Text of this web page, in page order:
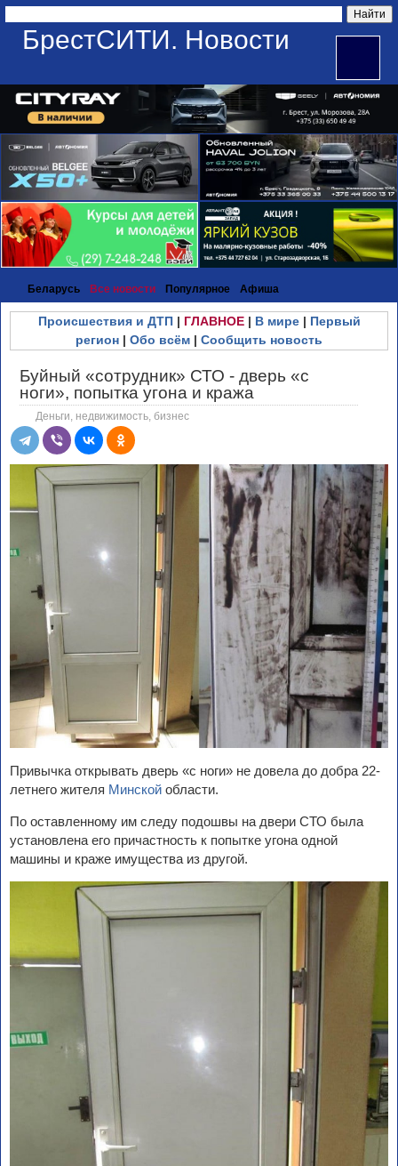
БрестСИТИ. Новости
Беларусь Все новости Популярное Афиша
Происшествия и ДТП| ГЛАВНОЕ| В мире| Первый
регион | Обо всём | Сообщить новость
Буйный «сотрудник» СТО - дверь «с
ноги», попытка угона и кража
Деньги, недвижимость, бизнес
Привычка открывать дверь «с ноги» не довела до добра 22-
летнего жителя Минской области.
По оставленному им следу подошвы на двери СТО была
установлена его причастность к попытке угона одной
машины и краже имущества из другой.